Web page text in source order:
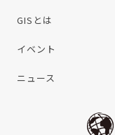
GISとは
イベント
ニュース